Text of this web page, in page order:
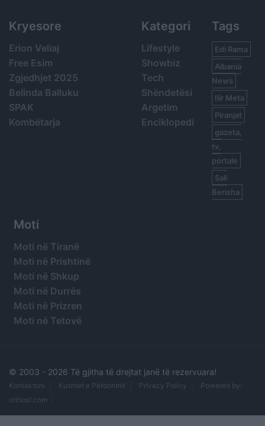
Kryesore
Erion Veliaj
Free Esim
Zgjedhjet 2025
Belinda Balluku
SPAK
Kombëtarja
Kategori
Lifestyle
Showbiz
Tech
Shëndetësi
Argetim
Enciklopedi
Tags
Edi Rama
Albania
News
Ilir Meta
Piranjat
gazeta,
tv,
portale
Sali
Berisha
Moti
Moti në Tiranë
Moti në Prishtinë
Moti në Shkup
Moti në Durrës
Moti në Prizren
Moti në Tetovë
© 2003 - 2026 Të gjitha të drejtat janë të rezervuara!
Kontaktoni Kushtet e Përdorimit Privacy Policy
Powered by:
orihost.com